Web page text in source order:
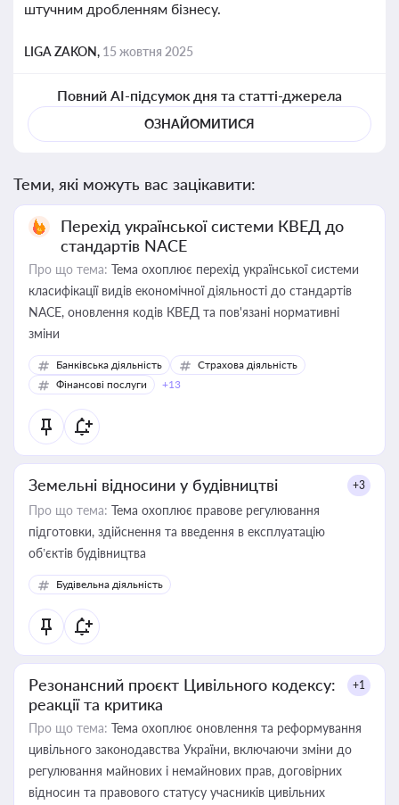
штучним дробленням бізнесу.
LIGA ZAKON, 15 жовтня 2025
Повний AI-підсумок дня та статті-джерела
ОЗНАЙОМИТИСЯ
Теми, які можуть вас зацікавити:
Перехід української системи КВЕД до
стандартів NACE
Про що тема: Тема охоплює перехід української системи
класифікації видів економічної діяльності до стандартів
NACE, оновлення кодів КВЕД та пов'язані нормативні
зміни
Банківська діяльність
Страхова діяльність
Фінансові послуги
+13
Земельні відносини у будівництві +3
Про що тема: Тема охоплює правове регулювання
підготовки, здійснення та введення в експлуатацію
об’єктів будівництва
Будівельна діяльність
Резонансний проєкт Цивільного кодексу:
реакції та критика
+1
Про що тема: Тема охоплює оновлення та реформування
цивільного законодавства України, включаючи зміни до
регулювання майнових і немайнових прав, договірних
відносин та правового статусу учасників цивільних